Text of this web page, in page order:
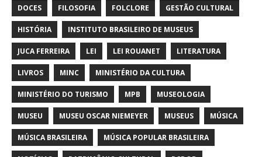
DOCES FILOSOFIA FOLCLORE GESTÃO CULTURAL
HISTÓRIA INSTITUTO BRASILEIRO DE MUSEUS
JUCA FERREIRA LEI LEI ROUANET LITERATURA
LIVROS MINC MINISTÉRIO DA CULTURA
MINISTÉRIO DO TURISMO MPB MUSEOLOGIA
MUSEU MUSEU OSCAR NIEMEYER MUSEUS MÚSICA
MÚSICA BRASILEIRA MÚSICA POPULAR BRASILEIRA